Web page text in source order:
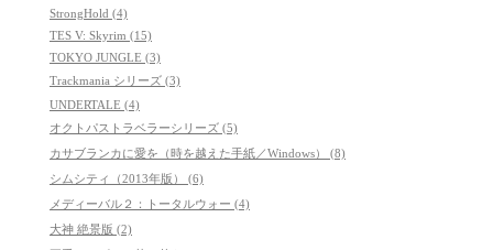
StrongHold (4)
TES V: Skyrim (15)
TOKYO JUNGLE (3)
Trackmania シリーズ (3)
UNDERTALE (4)
オクトパストラベラーシリーズ (5)
カサブランカに愛を（時を越えた手紙／Windows） (8)
シムシティ（2013年版） (6)
メディーバル２：トータルウォー (4)
大神 絶景版 (2)